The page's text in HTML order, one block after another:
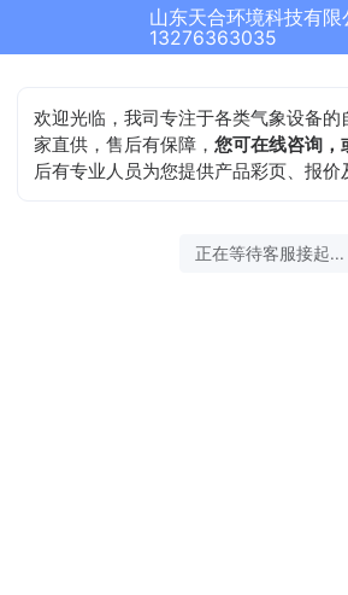
13276363035
欢迎光临，我司专注于各类气象设备
家直供，售后有保障，您可在线咨询，
后有专业人员为您提供产品彩页、报价
正在等待客服接起...